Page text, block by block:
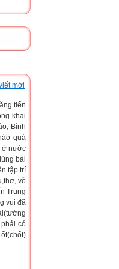
mới
tiến
khai
Bình
quá
ở nước
bài
tập trí
võ
Trung
vui đã
có